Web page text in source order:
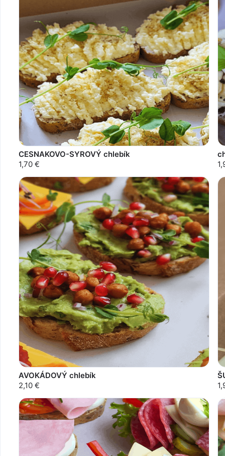
CESNAKOVO-SYROVÝ chlebík
1,70 €
AVOKÁDOVÝ chlebík
2,10 €